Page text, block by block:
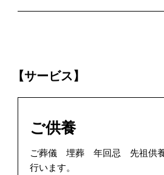
【サービス】
ご供養
ご葬儀 埋葬 年回忌 先祖供養
行います。